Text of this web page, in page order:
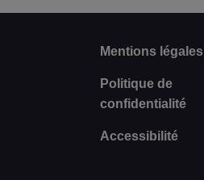
Mentions légales
Politique de
confidentialité
Accessibilité